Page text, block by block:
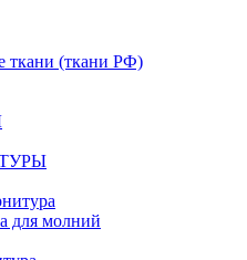
ткани (ткани РФ)
для молний